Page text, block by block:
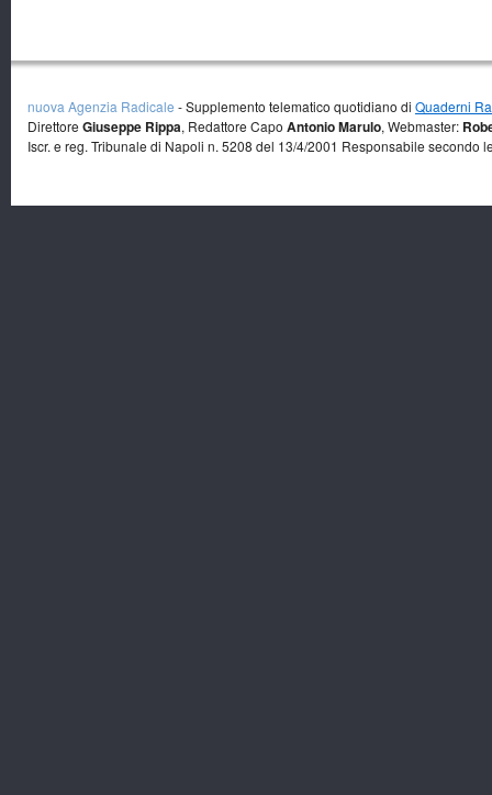
nuova Agenzia Radicale - Supplemento telematico quotidiano di Quaderni
Direttore Giuseppe Rippa, Redattore Capo Antonio Marulo, Webmaster:
Iscr. e reg. Tribunale di Napoli n. 5208 del 13/4/2001 Responsabile secondo